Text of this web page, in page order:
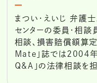
まつい・えいじ 弁護
センターの委員・相
相談、損害賠償額算
Mate」誌では2004
Q&A」の法律相談を担